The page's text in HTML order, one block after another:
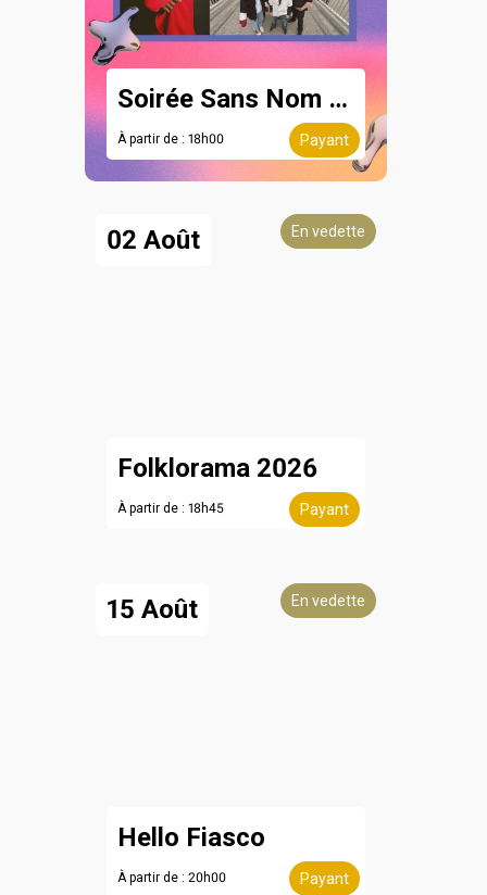
Soirée Sans Nom - 8 août
À partir de : 18h00 Payant
02 Août En vedette
Folklorama 2026
À partir de : 18h45 Payant
15 Août En vedette
Hello Fiasco
À partir de : 20h00 Payant